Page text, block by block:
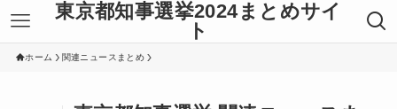
東京都知事選挙2024まとめサイ
ト
ホーム 関連ニュースまとめ